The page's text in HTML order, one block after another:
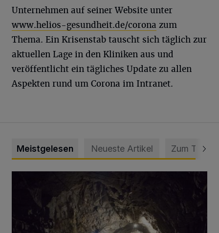
Unternehmen auf seiner Website unter
www.helios-gesundheit.de/corona zum
Thema. Ein Krisenstab tauscht sich täglich zur
aktuellen Lage in den Kliniken aus und
veröffentlicht ein tägliches Update zu allen
Aspekten rund um Corona im Intranet.
Meistgelesen Neueste Artikel Zum Thema